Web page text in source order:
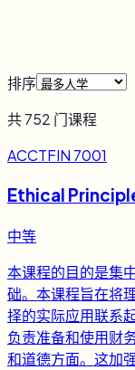
排序
共752 门课程
ACCTFIN 7001
Ethical
中等
本课程的目的是集
础。本课程旨在将
择的实际应用联系
负责准备和使用财
和道德方面。这加